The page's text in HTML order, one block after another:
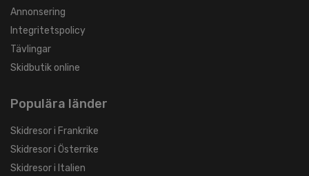
Annonsering
Integritetspolicy
Tävlingar
Skidbutik online
Populära länder
Skidresor i Frankrike
Skidresor i Österrike
Skidresor i Italien